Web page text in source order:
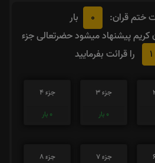
ختم قران: 0
بار
پیشنهاد میشود حضرتعالی جزء
1 را قرائت بفرمایید
جزء 3
0 بار
جزء 4
0 بار
جزء 7
جزء 8